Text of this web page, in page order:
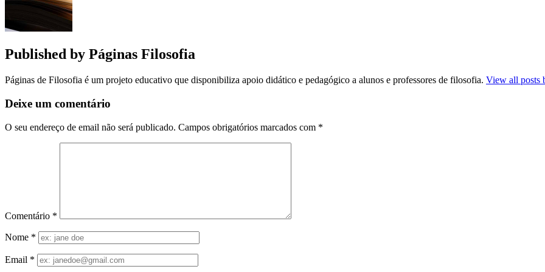
Published by Páginas Filosofia
Páginas de Filosofia é um projeto educativo que disponibiliza apoio didático e pedagógico a alunos e professores de filosofia. View all posts
Deixe um comentário
O seu endereço de email não será publicado. Campos obrigatórios marcados com *
Comentário *
Nome *
Email *